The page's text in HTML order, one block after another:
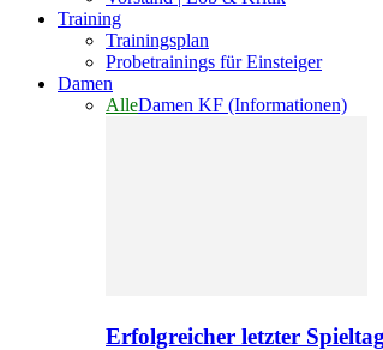
Training
Trainingsplan
Probetrainings für Einsteiger
Damen
AlleDamen KF (Informationen)
Erfolgreicher letzter